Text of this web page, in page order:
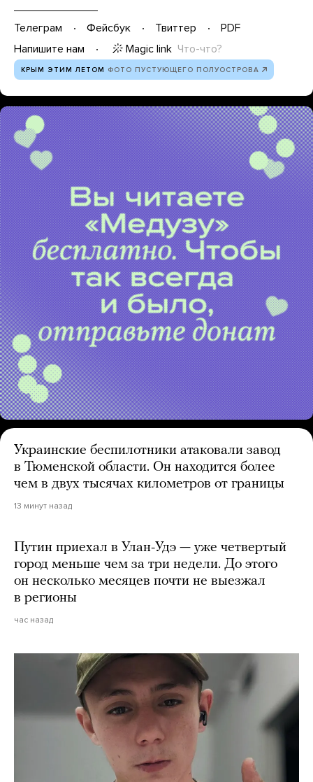
Телеграм Фейсбук Твиттер
PDF
Напишите нам
Magic link Что-что?
КРЫМ ЭТИМ ЛЕТОМ ФОТО ПУСТУЮЩЕГО ПОЛУОСТРОВА
Украинские беспилотники атаковали завод
в Тюменской области. Он находится более
чем в двух тысячах километров от границы
13 минут назад
Путин приехал в Улан-Удэ — уже четвертый
город меньше чем за три недели. До этого
он несколько месяцев почти не выезжал
в регионы
час назад